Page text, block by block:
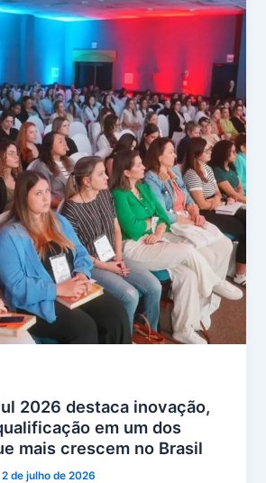
2026 destaca inovação,
em um dos
mais crescem no Brasil
2 de julho de 2026